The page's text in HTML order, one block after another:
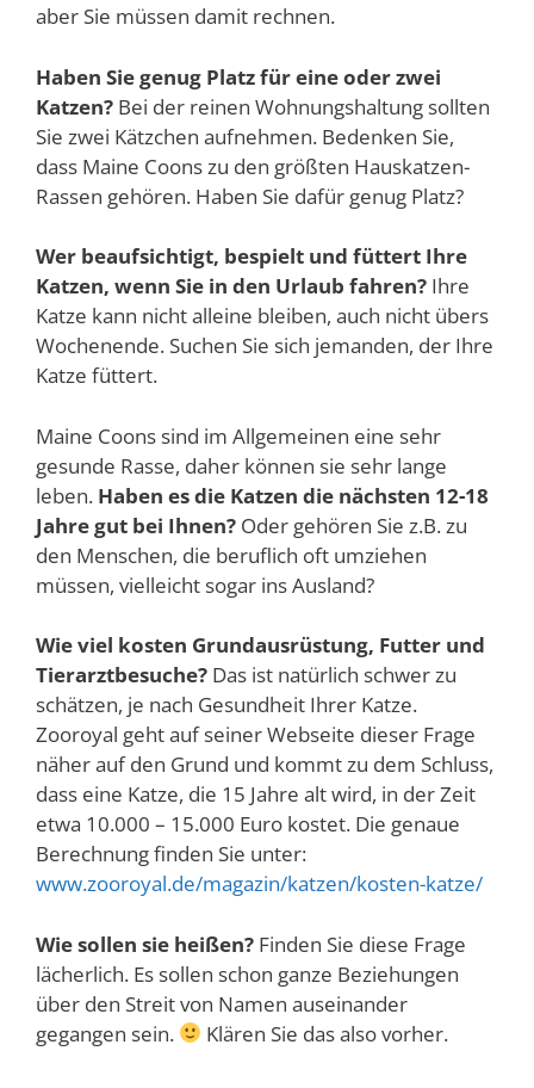
aber Sie müssen damit rechnen.
Haben Sie genug Platz für eine oder zwei
Katzen? Bei der reinen Wohnungshaltung sollten
Sie zwei Kätzchen aufnehmen. Bedenken Sie,
dass Maine Coons zu den größten Hauskatzen-
Rassen gehören. Haben Sie dafür genug Platz?
Wer beaufsichtigt, bespielt und füttert Ihre
Katzen, wenn Sie in den Urlaub fahren? Ihre
Katze kann nicht alleine bleiben, auch nicht übers
Wochenende. Suchen Sie sich jemanden, der Ihre
Katze füttert.
Maine Coons sind im Allgemeinen eine sehr
gesunde Rasse, daher können sie sehr lange
leben. Haben es die Katzen die nächsten 12-18
Jahre gut bei Ihnen? Oder gehören Sie z.B. zu
den Menschen, die beruflich oft umziehen
müssen, vielleicht sogar ins Ausland?
Wie viel kosten Grundausrüstung, Futter und
Tierarztbesuche? Das ist natürlich schwer zu
schätzen, je nach Gesundheit Ihrer Katze.
Zooroyal geht auf seiner Webseite dieser Frage
näher auf den Grund und kommt zu dem Schluss,
dass eine Katze, die 15 Jahre alt wird, in der Zeit
etwa 10.000 – 15.000 Euro kostet. Die genaue
Berechnung finden Sie unter:
www.zooroyal.de/magazin/katzen/kosten-katze/
Wie sollen sie heißen? Finden Sie diese Frage
lächerlich. Es sollen schon ganze Beziehungen
über den Streit von Namen auseinander
gegangen sein.
Klären Sie das also vorher.